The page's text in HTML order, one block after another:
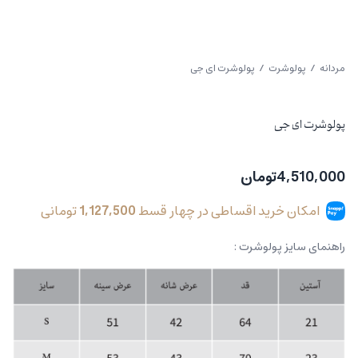
مردانه / پولوشرت / پولوشرت ای جی
پولوشرت ای جی
4,510,000تومان
امکان خرید اقساطی در چهار قسط1,127,500تومانی
راهنمای سایز پولوشرت :